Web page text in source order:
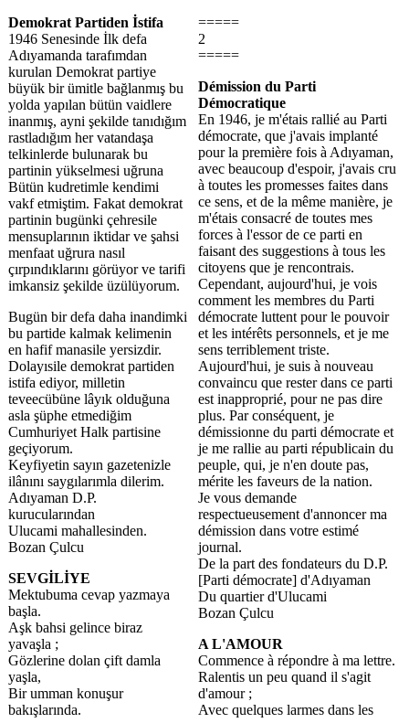
Demokrat Partiden İstifa
1946 Senesinde İlk defa
Adıyamanda tarafımdan
kurulan Demokrat partiye
büyük bir ümitle bağlanmış bu
yolda yapılan bütün vaidlere
inanmış, ayni şekilde tanıdığım
rastladığım her vatandaşa
telkinlerde bulunarak bu
partinin yükselmesi uğruna
Bütün kudretimle kendimi
vakf etmiştim. Fakat demokrat
partinin bugünki çehresile
mensuplarının iktidar ve şahsi
menfaat uğrura nasıl
çırpındıklarını görüyor ve tarifi
imkansiz şekilde üzülüyorum.
Bugün bir defa daha inandimki
bu partide kalmak kelimenin
en hafif manasile yersizdir.
Dolayısile demokrat partiden
istifa ediyor, milletin
teveecübüne lâyık olduğuna
asla şüphe etmediğim
Cumhuriyet Halk partisine
geçiyorum.
Keyfiyetin sayın gazetenizle
ilânını saygılarımla dilerim.
Adıyaman D.P.
kurucularından
Ulucami mahallesinden.
Bozan Çulcu
SEVGİLİYE
Mektubuma cevap yazmaya
başla.
Aşk bahsi gelince biraz
yavaşla ;
Gözlerine dolan çift damla
yaşla,
Bir umman konuşur
bakışlarında.
=====
2
=====
Démission du Parti
Démocratique
En 1946, je m'étais rallié au Parti
démocrate, que j'avais implanté
pour la première fois à Adıyaman,
avec beaucoup d'espoir, j'avais cru
à toutes les promesses faites dans
ce sens, et de la même manière, je
m'étais consacré de toutes mes
forces à l'essor de ce parti en
faisant des suggestions à tous les
citoyens que je rencontrais.
Cependant, aujourd'hui, je vois
comment les membres du Parti
démocrate luttent pour le pouvoir
et les intérêts personnels, et je me
sens terriblement triste.
Aujourd'hui, je suis à nouveau
convaincu que rester dans ce parti
est inapproprié, pour ne pas dire
plus. Par conséquent, je
démissionne du parti démocrate et
je me rallie au parti républicain du
peuple, qui, je n'en doute pas,
mérite les faveurs de la nation.
Je vous demande
respectueusement d'annoncer ma
démission dans votre estimé
journal.
De la part des fondateurs du D.P.
[Parti démocrate] d'Adıyaman
Du quartier d'Ulucami
Bozan Çulcu
A L'AMOUR
Commence à répondre à ma lettre.
Ralentis un peu quand il s'agit
d'amour ;
Avec quelques larmes dans les